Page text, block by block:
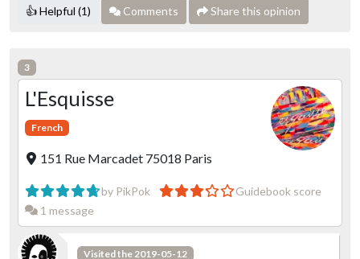
👍 Helpful (1) Comments Share this opinion
3
L'Esquisse
French
151 Rue Marcadet 75018 Paris
by PikPok
Guidebook score
1 message
Visited the 2019-05-12